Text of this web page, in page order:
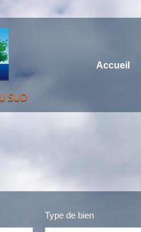
Accueil
Type de bien